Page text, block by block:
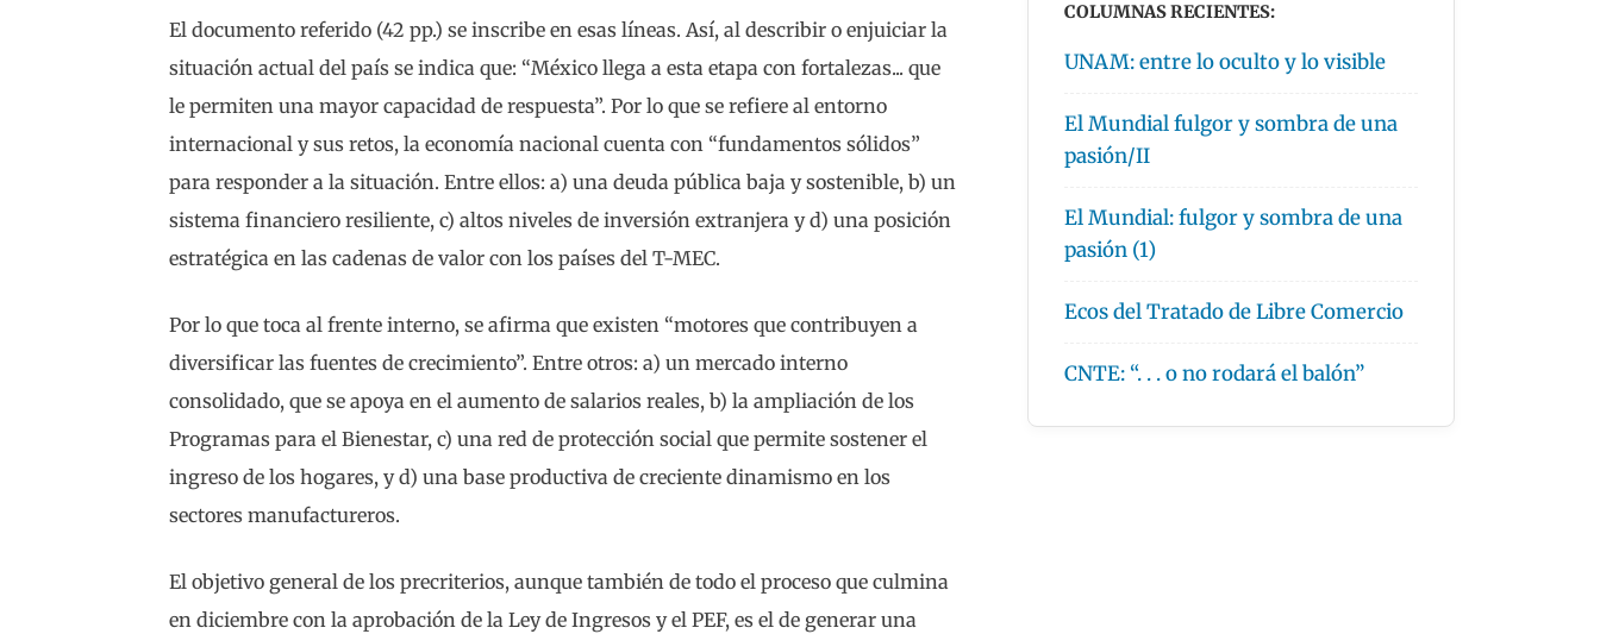
El documento referido (42 pp.) se inscribe en esas líneas. Así, al describir o enjuiciar la
situación actual del país se indica que: “México llega a esta etapa con fortalezas... que
le permiten una mayor capacidad de respuesta”. Por lo que se refiere al entorno
internacional y sus retos, la economía nacional cuenta con “fundamentos sólidos”
para responder a la situación. Entre ellos: a) una deuda pública baja y sostenible, b) un
sistema financiero resiliente, c) altos niveles de inversión extranjera y d) una posición
estratégica en las cadenas de valor con los países del T-MEC.
Por lo que toca al frente interno, se afirma que existen “motores que contribuyen a
diversificar las fuentes de crecimiento”. Entre otros: a) un mercado interno
consolidado, que se apoya en el aumento de salarios reales, b) la ampliación de los
Programas para el Bienestar, c) una red de protección social que permite sostener el
ingreso de los hogares, y d) una base productiva de creciente dinamismo en los
sectores manufactureros.
El objetivo general de los precriterios, aunque también de todo el proceso que culmina
en diciembre con la aprobación de la Ley de Ingresos y el PEF, es el de generar una
COLUMNAS RECIENTES:
UNAM: entre lo oculto y lo visible
El Mundial fulgor y sombra de una
pasión/II
El Mundial: fulgor y sombra de una
pasión (1)
Ecos del Tratado de Libre Comercio
CNTE: “. . . o no rodará el balón”